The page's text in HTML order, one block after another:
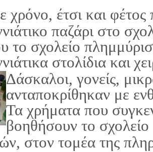
έτσι και φέτος
παζάρι στο
το σχολείο
στολίδια και
Δάσκαλοι, γονείς,
ανταποκρίθηκαν με
Τα χρήματα που
βοηθήσουν το σχολείο
στον τομέα της